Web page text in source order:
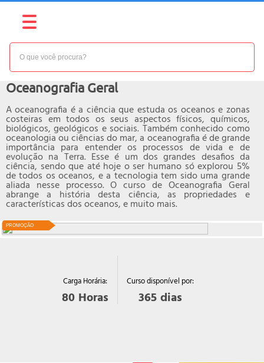
PROMOÇÃO
Carga Horária:
80 Horas
Curso disponível por:
365 dias
NÍVEL: BÁSICO
Oceanografia Geral
A oceanografia é a ciência que estuda os oceanos e zonas
costeiras em todos os seus aspectos físicos, químicos,
biológicos, geológicos e sociais. Também conhecido como
oceanologia ou ciências do mar, a oceanografia é de grande
importância para entender os processos de vida e de
evolução na Terra. Esse é um dos grandes desafios da
ciência, sendo que até hoje o ser humano só explorou 5%
de todos os oceanos, e a tecnologia tem sido uma grande
aliada nesse processo. O curso de Oceanografia Geral
abrange a história desta ciência, as propriedades e
características dos oceanos, e muito mais.